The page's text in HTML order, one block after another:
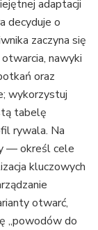
adaptacji
decyduje o
zaczyna się
nawyki
oraz
wykorzystuj
tabelę
rywala. Na
— określ cele
kluczowych
otwarć,
„powodów do